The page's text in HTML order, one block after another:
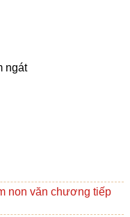
ngát
non văn chương tiếp